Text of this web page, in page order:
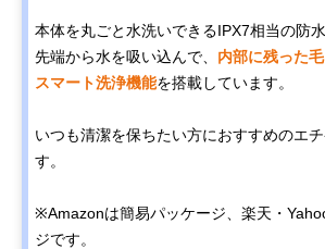
本体を丸ごと水洗いできるIPX7相当の防
先端から水を吸い込んで、 内部に残った
スマート洗浄機能を搭載しています。
いつも清潔を保ちたい方におすすめのエ
す。
※Amazonは簡易パッケージ、楽天・
ジです。